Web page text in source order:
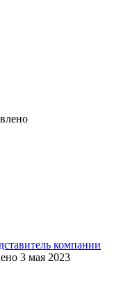
компании
3 мая 2023